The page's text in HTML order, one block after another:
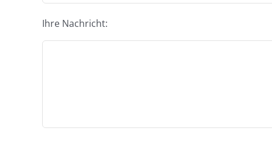
Ihre Nachricht: